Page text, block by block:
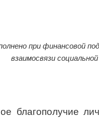
при финансовой
взаимосвязи
благополучие